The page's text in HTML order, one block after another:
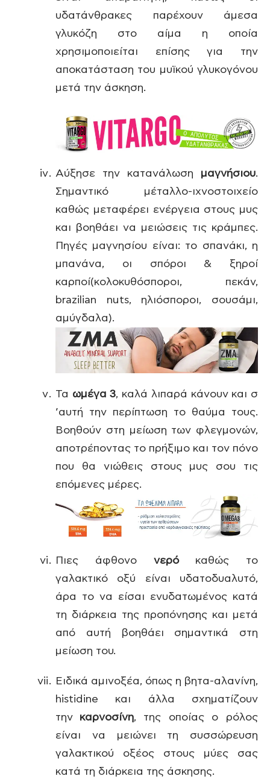
υδατάνθρακες παρέχουν άμεσα
γλυκόζη στο αίμα η οποία
χρησιμοποιείται επίσης για την
αποκατάσταση του μυϊκού γλυκογόνου
μετά την άσκηση.
Αύξησε την κατανάλωση μαγνήσιου.
Σημαντικό μέταλλο-ιχνοστοιχείο
καθώς μεταφέρει ενέργεια στους μυς
και βοηθάει να μειώσεις τις κράμπες.
Πηγές μαγνησίου είναι: το σπανάκι, η
μπανάνα, οι σπόροι & ξηροί
καρποί(κολοκυθόσποροι, πεκάν,
brazilian nuts, ηλιόσποροι, σουσάμι,
αμύγδαλα).
Τα ωμέγα 3, καλά λιπαρά κάνουν και σ
’αυτή την περίπτωση το θαύμα τους.
Βοηθούν στη μείωση των φλεγμονών,
αποτρέποντας το πρήξιμο και τον πόνο
που θα νιώθεις στους μυς σου τις
επόμενες μέρες.
Πιες άφθονο νερόκαθώς το
γαλακτικό οξύ είναι υδατοδυαλυτό,
άρα το να είσαι ενυδατωμένος κατά
τη διάρκεια της προπόνησης και μετά
από αυτή βοηθάει σημαντικά στη
μείωση του.
Ειδικά αμινοξέα, όπως η βητα-αλανίνη,
histidine και άλλα σχηματίζουν
την καρνοσίνη, της οποίας ο ρόλος
είναι να μειώνει τη συσσώρευση
γαλακτικού οξέος στους μύες σας
κατά τη διάρκεια της άσκησης.